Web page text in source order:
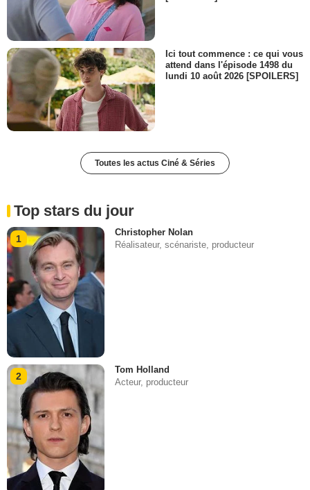
Ici tout commence : ce qui vous
attend dans l'épisode 1498 du
lundi 10 août 2026 [SPOILERS]
Toutes les actus Ciné & Séries
Top stars du jour
1
Christopher Nolan
Réalisateur, scénariste, producteur
2
Tom Holland
Acteur, producteur